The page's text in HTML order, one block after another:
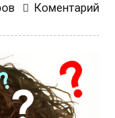
Коментарий